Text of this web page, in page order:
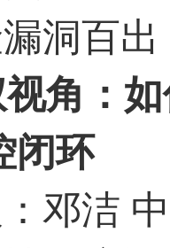
洞百
角：
闭环
邓洁